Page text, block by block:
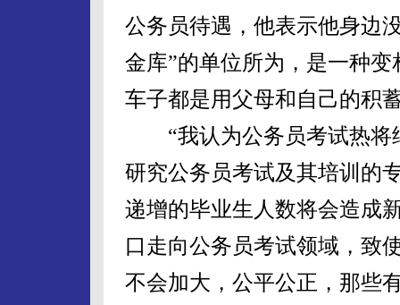
公务员待遇，他表示他身边
金库”的单位所为，是一种
车子都是用父母和自己的积
“我认为公务员考试热将
研究公务员考试及其培训的
递增的毕业生人数将会造成
口走向公务员考试领域，致
不会加大，公平公正，那些